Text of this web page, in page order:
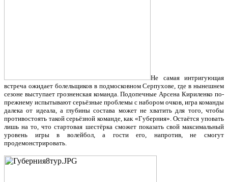
Не самая интригующая
встреча ожидает болельщиков в подмосковном Серпухове, где в нынешнем
сезоне выступает грозненская команда. Подопечные Арсена Кириленко по-
прежнему испытывают серьёзные проблемы с набором очков, игра команды
далека от идеала, а глубины состава может не хватить для того, чтобы
противостоять такой серьёзной команде, как «Губерния». Остаётся уповать
лишь на то, что стартовая шестёрка сможет показать свой максимальный
уровень игры в волейбол, а гости его, напротив, не смогут
продемонстрировать.